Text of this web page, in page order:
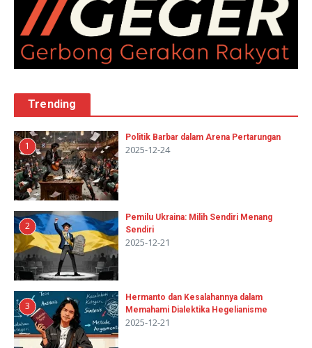
Trending
1
Politik Barbar dalam Arena Pertarungan
2025-12-24
2
Pemilu Ukraina: Milih Sendiri Menang
Sendiri
2025-12-21
3
Hermanto dan Kesalahannya dalam
Memahami Dialektika Hegelianisme
2025-12-21